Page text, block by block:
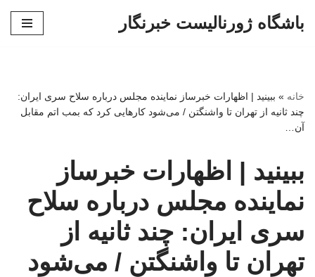
باشگاه ژورنالیست خبرنگار
خانه » ببینید | اظهارات خبرساز نماینده مجلس درباره سلاح سری ایران:
چند ثانیه از تهران تا واشنگتن / می‌شود کارهایی کرد که بمب اتم مقابل
آن…
ببینید | اظهارات خبرساز
نماینده مجلس درباره سلاح
سری ایران: چند ثانیه از
تهران تا واشنگتن / می‌شود